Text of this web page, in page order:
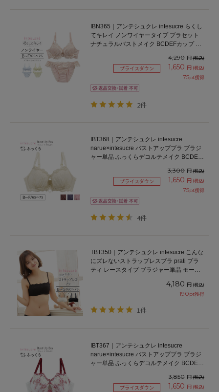
IBN365｜アンテシュクレ intesucre らくし
てキレイ ノンワイヤータイプ ブラセット
ナチュラルバストメイク BCDEFカップ ア
4,290 円(税込)
プライスダウン 1,650 円 (税込)
75pt獲得
2件
IBT368｜アンテシュクレ intesucre
narue×intesucre バストアップブラ ブラジ
ャー単品 ふっくらデコルテメイク BCDEF
3,300 円(税込)
プライスダウン 1,650 円 (税込)
75pt獲得
4件
TBT350｜アンテシュクレ intesucre こんな
にズレないストラップレスブラ prati プラ
ティ レースタイプ ブラジャー単品 モール
4,180 円 (税込)
190pt獲得
1件
IBT367｜アンテシュクレ intesucre
narue×intesucre バストアップブラ ブラジ
ャー単品 ふっくらデコルテメイク BCDEF
3,850 円(税込)
プライスダウン 1,650 円 (税込)